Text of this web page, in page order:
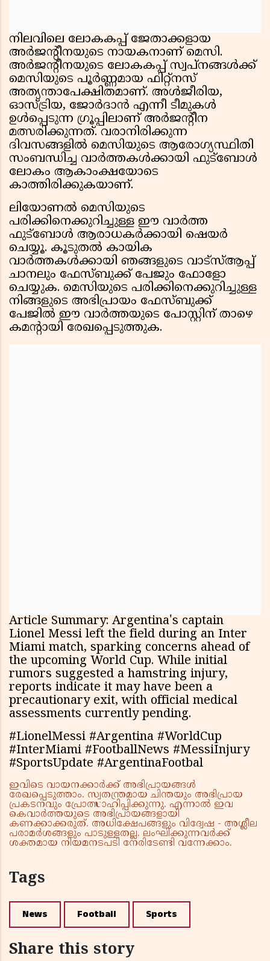
നിലവിലെ ലോകകപ്പ് ജേതാക്കളായ
അർജന്റീനയുടെ നായകനാണ് മെസി.
അർജന്റീനയുടെ ലോകകപ്പ് സ്വപ്നങ്ങൾക്ക്
മെസിയുടെ പൂർണ്ണമായ ഫിറ്റ്‌നസ്
അത്യന്താപേക്ഷിതമാണ്. അൾജീരിയ,
ഓസ്ട്രിയ, ജോർദാൻ എന്നീ ടീമുകൾ
ഉൾപ്പെടുന്ന ഗ്രൂപ്പിലാണ് അർജന്റീന
മത്സരിക്കുന്നത്. വരാനിരിക്കുന്ന
ദിവസങ്ങളിൽ മെസിയുടെ ആരോഗ്യസ്ഥിതി
സംബന്ധിച്ച വാർത്തകൾക്കായി ഫുട്ബോൾ
ലോകം ആകാംക്ഷയോടെ
കാത്തിരിക്കുകയാണ്.
ലിയോണൽ മെസിയുടെ
പരിക്കിനെക്കുറിച്ചുള്ള ഈ വാർത്ത
ഫുട്ബോൾ ആരാധകർക്കായി ഷെയർ
ചെയ്യൂ. കൂടുതൽ കായിക
വാർത്തകൾക്കായി ഞങ്ങളുടെ വാട്സ്ആപ്പ്
ചാനലും ഫേസ്ബുക്ക് പേജും ഫോളോ
ചെയ്യുക. മെസിയുടെ പരിക്കിനെക്കുറിച്ചുള്ള
നിങ്ങളുടെ അഭിപ്രായം ഫേസ്ബുക്ക്
പേജിൽ ഈ വാർത്തയുടെ പോസ്റ്റിന് താഴെ
കമന്റായി രേഖപ്പെടുത്തുക.
Article Summary: Argentina's captain
Lionel Messi left the field during an Inter
Miami match, sparking concerns ahead of
the upcoming World Cup. While initial
rumors suggested a hamstring injury,
reports indicate it may have been a
precautionary exit, with official medical
assessments currently pending.
#LionelMessi #Argentina #WorldCup
#InterMiami #FootballNews #MessiInjury
#SportsUpdate #ArgentinaFootbal
ഇവിടെ വായനക്കാർക്ക് അഭിപ്രായങ്ങൾ
രേഖപ്പെടുത്താം. സ്വതന്ത്രമായ ചിന്തയും അഭിപ്രായ
പ്രകടനവും പ്രോത്സാഹിപ്പിക്കുന്നു. എന്നാൽ ഇവ
കെവാർത്തയുടെ അഭിപ്രായങ്ങളായി
കണക്കാക്കരുത്. അധിക്ഷേപങ്ങളും വിദ്വേഷ - അശ്ലീല
പരാമർശങ്ങളും പാടുള്ളതല്ല. ലംഘിക്കുന്നവർക്ക്
ശക്തമായ നിയമനടപടി നേരിടേണ്ടി വന്നേക്കാം.
Tags
News Football Sports
Share this story